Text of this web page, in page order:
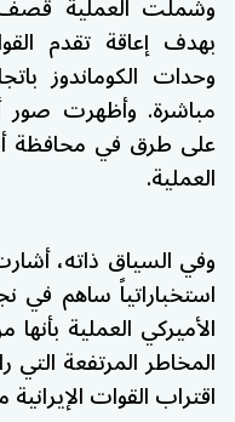
بهدف إعاقة تقدم
وحدات الكوماندوز
مباشرة. وأظهرت صور
على طرق في محافظة
العملية.
وفي السياق ذاته،
استخباراتياً ساهم في
الأميركي العملية
المخاطر المرتفعة التي
اقتراب القوات